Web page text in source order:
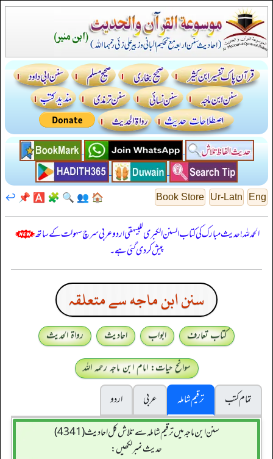
Eng
Ur-Latn
Book Store
🏠
👥
🔍
🧩
🅰️
📌
↩️
الحمدللہ! حدیث مبارک کی کتاب السنن الكبرى للبيهقي اردو عربی سرچ سہولت کے ساتھ
پیش کر دی گئی ہے۔
سنن ابن ماجه سے متعلقہ
کتاب تعارف ابواب احادیث
رواۃ الحدیث
سوانح حیات: امام ابن ماجہ رحمہ اللہ
تمام کتب
ترقیم شاملہ عربی
اردو
سنن ابن ماجہ میں ترقیم شاملہ سے تلاش کل احادیث (4341)
حدیث نمبر لکھیں: